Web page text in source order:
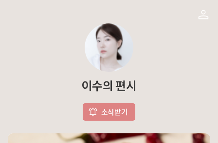
이수의 편시
소식받기